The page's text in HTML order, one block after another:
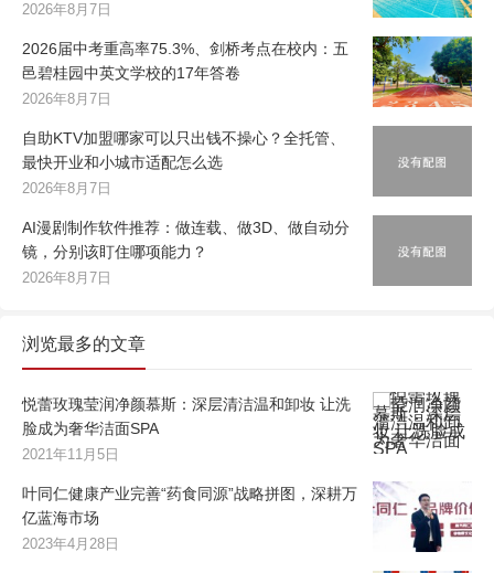
2026年8月7日
2026届中考重高率75.3%、剑桥考点在校内：五
邑碧桂园中英文学校的17年答卷
2026年8月7日
自助KTV加盟哪家可以只出钱不操心？全托管、
最快开业和小城市适配怎么选
2026年8月7日
AI漫剧制作软件推荐：做连载、做3D、做自动分
镜，分别该盯住哪项能力？
2026年8月7日
浏览最多的文章
悦蕾玫瑰莹润净颜慕斯：深层清洁温和卸妆 让洗
脸成为奢华洁面SPA
2021年11月5日
叶同仁健康产业完善“药食同源”战略拼图，深耕万
亿蓝海市场
2023年4月28日